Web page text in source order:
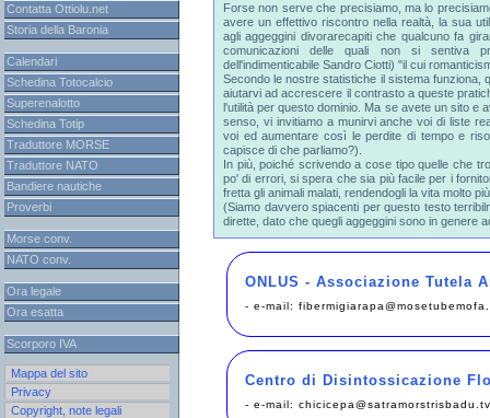
Forse non serve che precisiamo, ma lo
avere un effettivo riscontro nella realtà, la sua
agli aggeggini divorarecapiti che qualcuno fa
comunicazioni delle quali non si sentiva
dell'indimenticabile Sandro Ciotti) "il cui
Secondo le nostre statistiche il sistema funziona,
aiutarvi ad accrescere il contrasto a queste
l'utilità per questo dominio. Ma se avete un sito e
senso, vi invitiamo a munirvi anche voi di liste
voi ed aumentare così le perdite di tempo e
capisce di che parliamo?).
In più, poiché scrivendo a cose tipo quelle che
po' di errori, si spera che sia più facile per i
fretta gli animali malati, rendendogli la vita molto
(Siamo davvero spiacenti per questo testo
dirette, dato che quegli aggeggini sono in genere
ONLUS - Associazione Tutela
- e-mail:
Centro di Disintossicazione
- e-mail: chicicepa@satramorstrisbadu.tv
Contatta Ottiolu.net
Storia della Baronia
Calendari
Schedina Totocalcio
Superenalotto
Schedina Totip
Traduttore MORSE
Traduttore NATO
Bandiere nautiche
Proverbi
Morse conv.
NATO conv.
Ora legale
Ora esatta
Scorporo IVA
Mappa del sito
Privacy
Copyright, note legali